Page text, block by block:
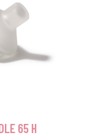
65 H